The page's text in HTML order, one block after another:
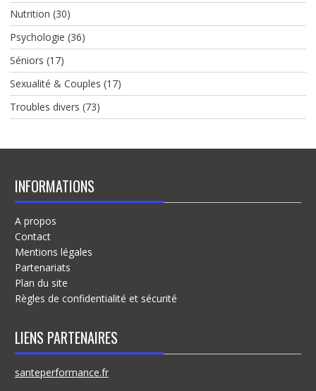
Nutrition (30)
Psychologie (36)
Séniors (17)
Sexualité & Couples (17)
Troubles divers (73)
INFORMATIONS
A propos
Contact
Mentions légales
Partenariats
Plan du site
Règles de confidentialité et sécurité
LIENS PARTENAIRES
santeperformance.fr